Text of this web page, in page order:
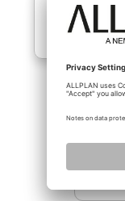
nemo